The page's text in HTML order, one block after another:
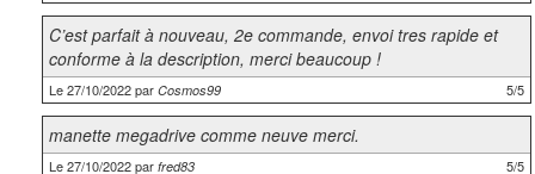
C’est parfait à nouveau, 2e commande, envoi tres rapide et
conforme à la description, merci beaucoup !
Le 27/10/2022 par Cosmos99 5/5
manette megadrive comme neuve merci.
Le 27/10/2022 par fred83 5/5